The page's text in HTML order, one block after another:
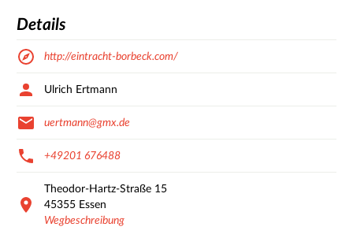
Details
http://eintracht-borbeck.com/
Ulrich Ertmann
uertmann@gmx.de
+49201 676488
Theodor-Hartz-Straße 15
45355 Essen
Wegbeschreibung